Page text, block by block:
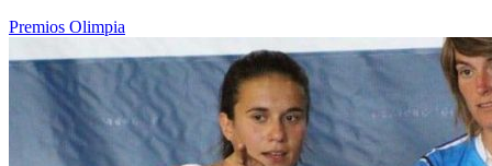
Premios Olimpia